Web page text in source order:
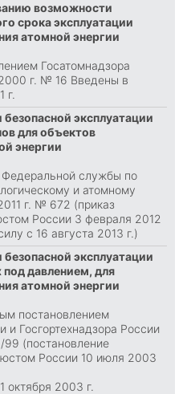
возможности
срока эксплуатации
атомной энергии
Госатомнадзора
г. № 16 Введены в
г.
эксплуатации
для объектов
энергии
службы по
и атомному
г. № 672 (приказ
России 3 февраля 2012
с 16 августа 2013 г.)
эксплуатации
давлением, для
атомной энергии
постановлением
и Госгортехнадзора России
(постановление
России 10 июля 2003
октября 2003 г.